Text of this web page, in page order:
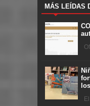
MÁS LEÍDAS